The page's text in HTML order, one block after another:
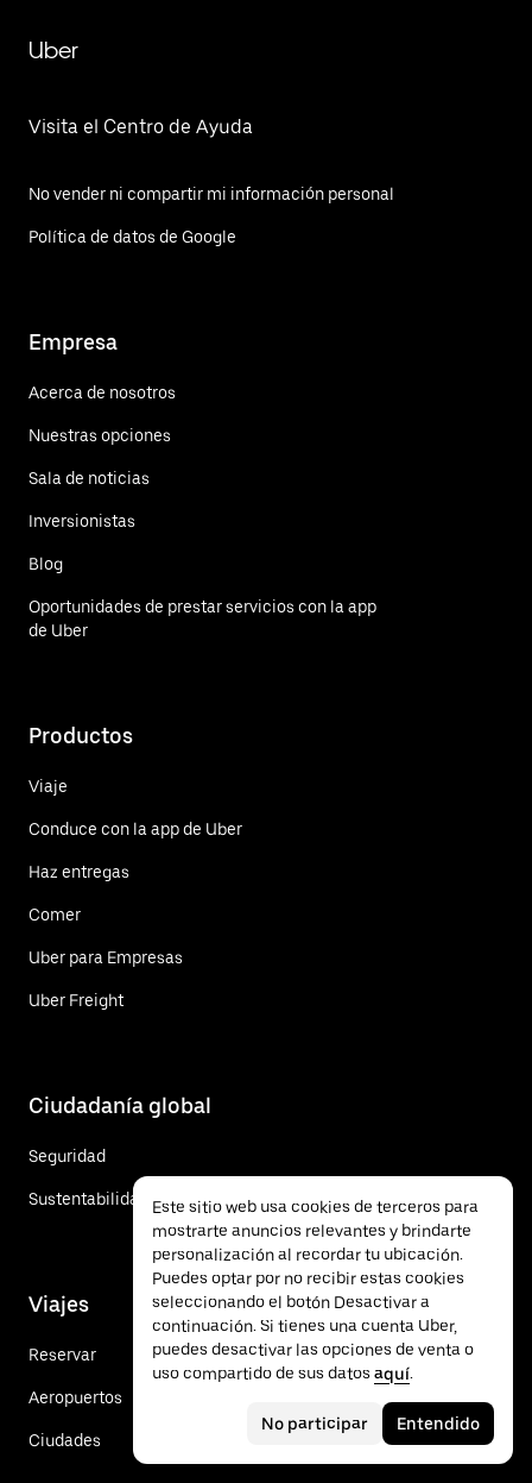
Uber
Visita el Centro de Ayuda
No vender ni compartir mi información personal
Política de datos de Google
Empresa
Acerca de nosotros
Nuestras opciones
Sala de noticias
Inversionistas
Blog
Oportunidades de prestar servicios con la app
de Uber
Productos
Viaje
Conduce con la app de Uber
Haz entregas
Comer
Uber para Empresas
Uber Freight
Ciudadanía global
Seguridad
Sustentabilidad
Viajes
Reservar
Aeropuertos
Ciudades
Este sitio web usa cookies de terceros para
mostrarte anuncios relevantes y brindarte
personalización al recordar tu ubicación.
Puedes optar por no recibir estas cookies
seleccionando el botón Desactivar a
continuación. Si tienes una cuenta Uber,
puedes desactivar las opciones de venta o
uso compartido de sus datos aquí.
No participar Entendido